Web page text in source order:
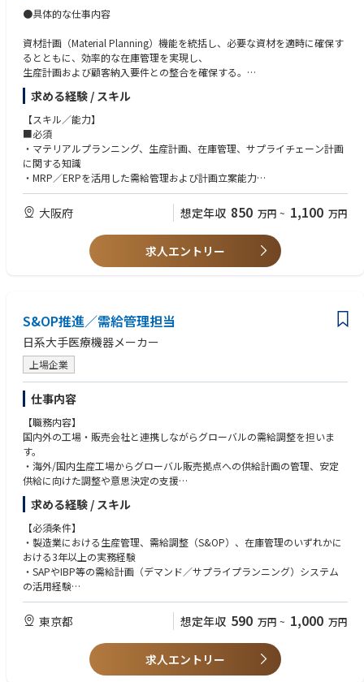
・医療現場・患者の皆様・製薬企業など幅広いお客様に対し、医療を支え
●具体的な仕事内容
資材計画（Material Planning）機能を統括し、必要な資材を適時に確保す
るとともに、効率的な在庫管理を実現し、
生産計画および顧客納入要件との整合を確保する。
■資材計画（３５％）
・短期および中長期の事業目標、生産計画、顧客納入目標を支える資材計
画を策定・維持・実行
・業務効率向上、コスト削減、納期遵守率向上を目的として、計画業務プ
ロセスおよび手順を整備・見直し・改善
・設計変更や突発的な変更要求も含め、必要な資材が適時に発注・手配・
・過剰在庫、陳腐化在庫、中止プロジェクト向け資材、納期延期資材など
のリスク最小化
■在庫評価・分析（３５％）
・顧客納期、生産能力、および品質要求を満たすためのスケジュール策
・MRP／ERPを活用した需給管理、発注管理、納期管理
・適正在庫維持および過剰在庫・滞留在庫の削減施策推進
■継続的改善（１５％）
・計画業務、スケジューリング、在庫管理、調達支援業務における効率化
とコスト削減を推進
・スケジュール遵守率、サプライヤーパフォーマンス、在庫管理、資材供
給状況に関するKPI管理
■ リーダーシップおよびチーム育成（１５%）
・部下の採用、教育、評価、育成
・調達に関する意思決定を主導、チームの優先順位が事業目標と整合する
よう管理
求める経験 / スキル
【スキル／能力】
■必須
・マテリアルプランニング、生産計画、在庫管理、サプライチェーン計画
に関する知識
・MRP／ERPを活用した需給管理および計画立案能力
・需要予測、在庫データ、購買データ等を分析し、課題を特定・改善する
能力
・サプライヤー、調達、製造部門など関係者との調整・折衝能力
・複数の優先事項を整理し、計画的に業務を推進する能力
・業務改善やプロセス最適化を推進できる課題解決力
・SAP、Oracle等のERPシステム活用スキル
・Six Sigma等の改善手法に関する知識
【経験／資格】
■必須
・生産計画、資材計画、需給管理、在庫管理、サプライチェーン管理等の
実務経験（目安10年以上）
・MRP／ERPシステムを利用した計画業務経験
・製造部門、調達部門、サプライヤー等との協働経験
・学士号（BS／BA）または同等の学歴
■歓迎
・IFE業界または航空業界での業務経験
・SAP、Oracle等のERP導入・運用経験
・業務改善やプロセス改革プロジェクトのリード経験
・APICS CPIM、CSCP、ISM CPSM、Six Sigma等の関連資格
・MBA取得者
大阪府 想定年収 850 万円 ~ 1,100 万円
求人エントリー
S&OP推進／需給管理担当
日系大手医療機器メーカー
上場企業
仕事内容
【職務内容】
国内外の工場・販売会社と連携しながらグローバルの需給調整を担いま
す。
・海外/国内生産工場からグローバル販売拠点への供給計画の管理、安定
供給に向けた調整や意思決定の支援
・販売計画／需要予測に基づく生産計画、月次の需給調整、在庫管理
・需要予測会議／供給会議／S&OP会議への参画と、需給課題のエスカレ
ーション提案
・ストックフロー（生産・販売・在庫：PSI）の予実管理、在庫適正化や
落帳（期限切れ在庫）削減
・SAP／IBP等を活用したデータ可視化、需要予測精度向上
・年度生産計画の作成と予実管理
【担う役割】
担当製品の需給調整業務を中心に担っていただきます。
・販売計画や需要予測、在庫状況などのFactデータをもとに、安定供給と
在庫適正化に向けた調整・改善提案を行っていただきます。
・主任職の場合は、担当領域における課題整理や改善提案に加え、関係部
求める経験 / スキル
【必須条件】
・製造業における生産管理、需給調整（S&OP）、在庫管理のいずれかに
おける3年以上の実務経験
・SAPやIBP等の需給計画（デマンド／サプライプランニング）システム
の活用経験
・SAP、Excel等を用いたデータ集計・分析経験
・大卒以上
・製造現場における生産、供給、在庫に関する基本的な理解をお持ちの方
・ビジネスレベルの英語力（海外拠点・工場と日常的にコミュニケーショ
東京都 想定年収 590 万円 ~ 1,000 万円
求人エントリー